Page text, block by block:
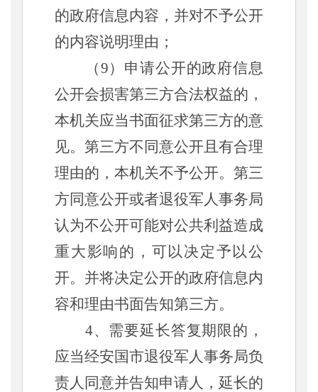
的政府信息内容，并对不予公开
的内容说明理由；
（9）申请公开的政府信息
公开会损害第三方合法权益的，
本机关应当书面征求第三方的意
见。第三方不同意公开且有合理
理由的，本机关不予公开。第三
方同意公开或者退役军人事务局
认为不公开可能对公共利益造成
重大影响的，可以决定予以公
开。并将决定公开的政府信息内
容和理由书面告知第三方。
4、需要延长答复期限的，
应当经安国市退役军人事务局负
责人同意并告知申请人，延长的